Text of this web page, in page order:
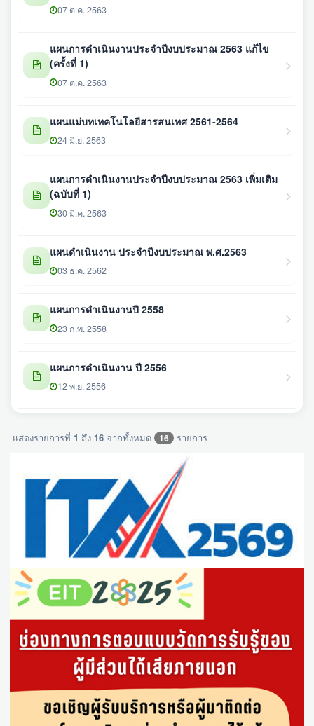
07 ต.ค. 2563
แผนการดำเนินงานประจำปีงบประมาณ 2563 แก้ไข
(ครั้งที่ 1)
07 ต.ค. 2563
แผนแม่บทเทคโนโลยีสารสนเทศ 2561-2564
24 มิ.ย. 2563
แผนการดำเนินงานประจำปีงบประมาณ 2563 เพิ่มเติม
(ฉบับที่ 1)
30 มี.ค. 2563
แผนดำเนินงาน ประจำปีงบประมาณ พ.ศ.2563
03 ธ.ค. 2562
แผนการดำเนินงานปี 2558
23 ก.พ. 2558
แผนการดำเนินงาน ปี 2556
12 พ.ย. 2556
แสดงรายการที่ 1 ถึง 16 จากทั้งหมด 16 รายการ